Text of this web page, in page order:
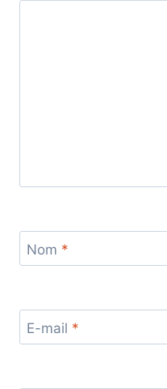
Nom *
E-mail *